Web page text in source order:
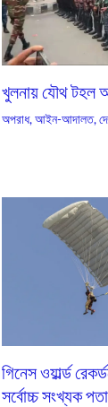
খুলনায় যৌথ টহল
অপরাধ,আইন-আদালত,
গিনেস ওয়ার্ল্ড
সর্বোচ্চ সংখ্যক